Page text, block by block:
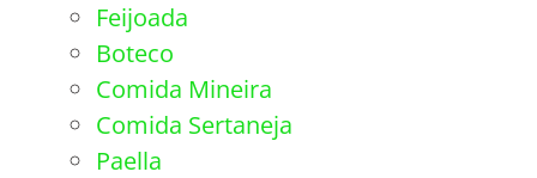
Feijoada
Boteco
Comida Mineira
Comida Sertaneja
Paella